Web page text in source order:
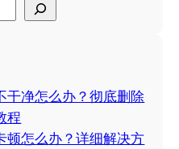
干净怎么办？彻底删除
程
顿怎么办？详细解决方